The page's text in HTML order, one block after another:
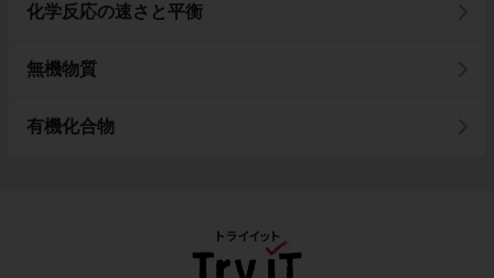
化学反応の速さと平衡
無機物質
有機化合物